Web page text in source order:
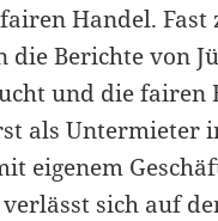
Handel. Fast
die Berichte von
und die fairen
als Untermieter
eigenem
sich auf